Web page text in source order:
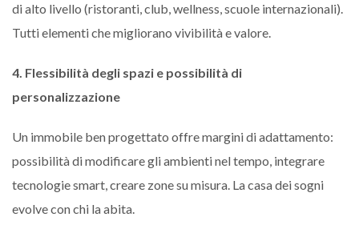
di alto livello (ristoranti, club, wellness, scuole internazionali).
Tutti elementi che migliorano vivibilità e valore.
4. Flessibilità degli spazi e possibilità di
personalizzazione
Un immobile ben progettato offre margini di adattamento:
possibilità di modificare gli ambienti nel tempo, integrare
tecnologie smart, creare zone su misura. La casa dei sogni
evolve con chi la abita.